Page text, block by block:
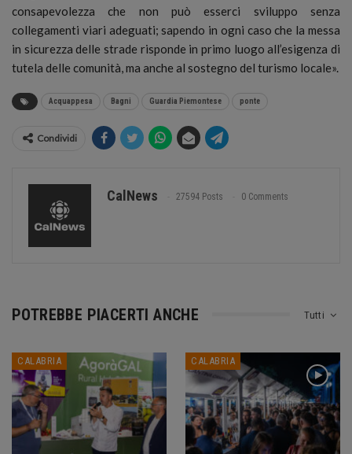
consapevolezza che non può esserci sviluppo senza
collegamenti viari adeguati; sapendo in ogni caso che la messa
in sicurezza delle strade risponde in primo luogo all’esigenza di
tutela delle comunità, ma anche al sostegno del turismo locale».
Acquappesa Bagni Guardia Piemontese ponte
Condividi
CalNews 27594 Posts 0 Comments
Tutti
POTREBBE PIACERTI ANCHE
CALABRIA CALABRIA